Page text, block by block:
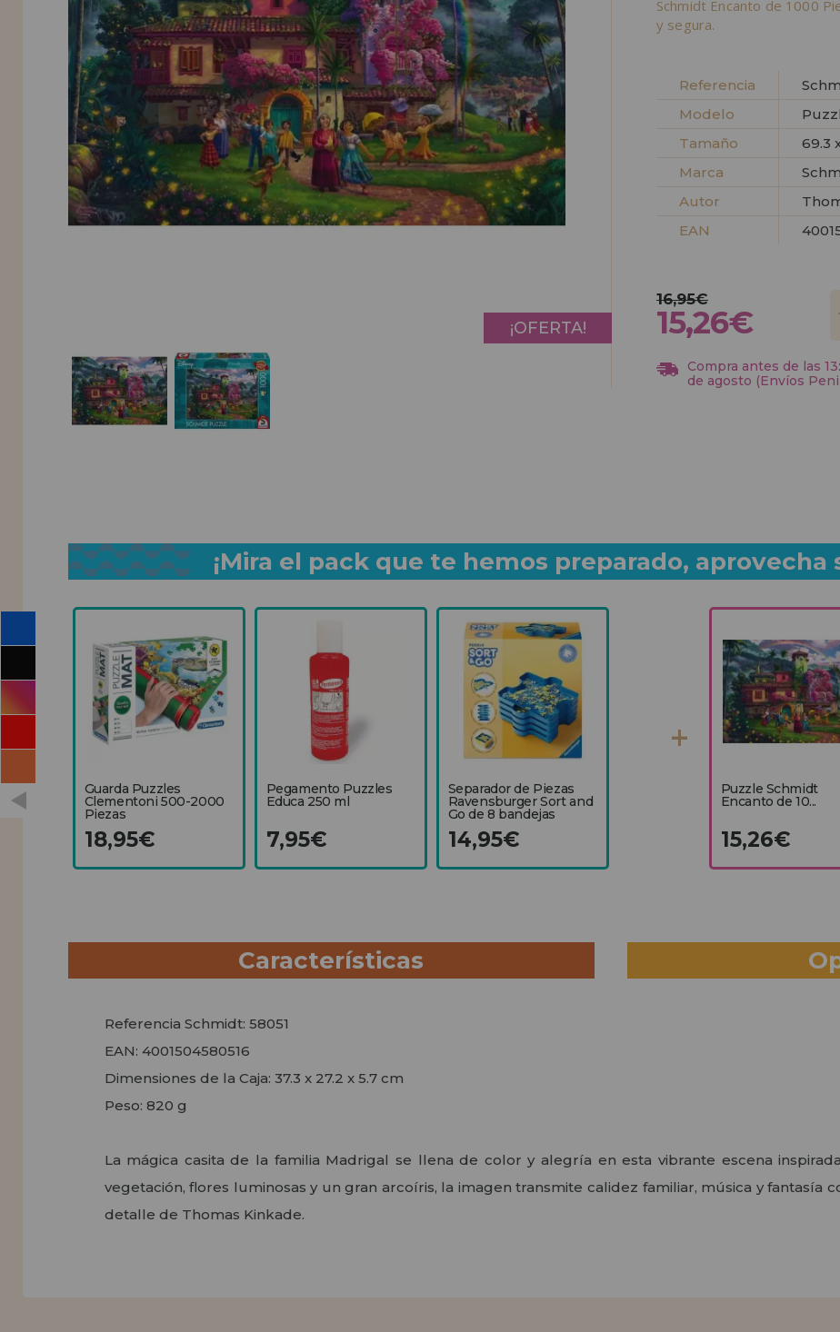
INFORMACIÓN
955 333 133
info@casadelpuzzle.com
Schmidt Encanto de 1000
y segura.
Referencia
Modelo
Tamaño
69.3
Marca
Autor
EAN
¡OFERTA!
16,95€
15,26€
Compra antes de las
de agosto (Envíos
¡Mira el pack que te hemos preparado, aprovecha
Guarda Puzzles
Clementoni 500-2000
Piezas
18,95€
Pegamento Puzzles
Educa 250 ml
7,95€
Separador de Piezas
Ravensburger Sort and
Go de 8 bandejas
14,95€
Puzzle Schmidt
Encanto de 10...
15,26€
Características
Referencia Schmidt: 58051
EAN: 4001504580516
Dimensiones de la Caja: 37.3 x 27.2 x 5.7 cm
Peso: 820 g
La mágica casita de la familia Madrigal se llena de color y alegría en esta vibrante escena
vegetación, flores luminosas y un gran arcoíris, la imagen transmite calidez familiar, música y fantasía
detalle de Thomas Kinkade.